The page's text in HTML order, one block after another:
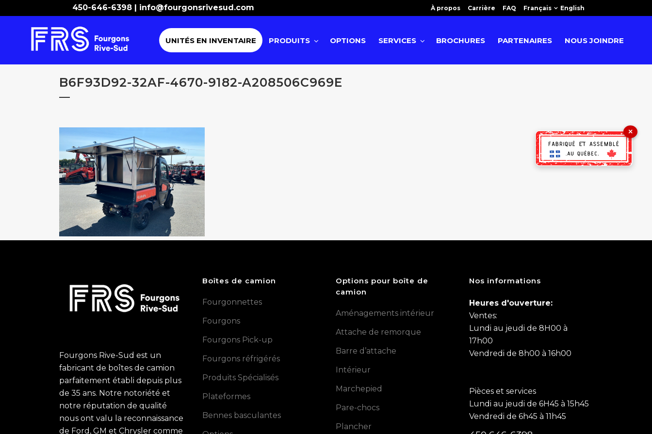
450-646-6398 | info@fourgonsrivesud.com À propos Carrière FAQ Français English
UNITÉS EN INVENTAIRE PRODUITS OPTIONS SERVICES BROCHURES PARTENAIRES NOUS JOINDRE
B6F93D92-32AF-4670-9182-A208506C969E
Fourgons Rive-Sud est un
fabricant de boîtes de camion
parfaitement établi depuis plus
de 35 ans. Notre notoriété et
notre réputation de qualité
nous ont valu la reconnaissance
de Ford, GM et Chrysler comme
Boîtes de camion
Fourgonnettes
Fourgons
Fourgons Pick-up
Fourgons réfrigérés
Produits Spécialisés
Plateformes
Bennes basculantes
Options pour boîte de
camion
Aménagements intérieur
Attache de remorque
Barre d’attache
Intérieur
Marchepied
Pare-chocs
Plancher
Nos informations
Heures d'ouverture:
Ventes:
Lundi au jeudi de 8H00 à
17h00
Vendredi de 8h00 à 16h00
Pièces et services
Lundi au jeudi de 6H45 à 15h45
Vendredi de 6h45 à 11h45
×